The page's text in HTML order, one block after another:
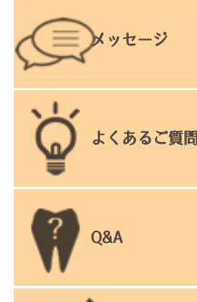
メッセージ
よくあるご質問
Q&A